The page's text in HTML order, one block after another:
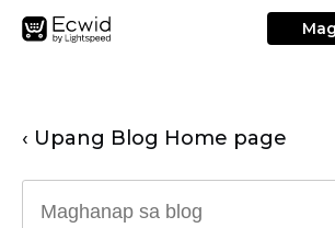
‹ Upang Blog Home page